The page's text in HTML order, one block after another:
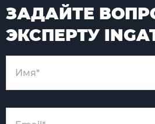
ЗАДАЙТЕ
ЭКСПЕРТУ